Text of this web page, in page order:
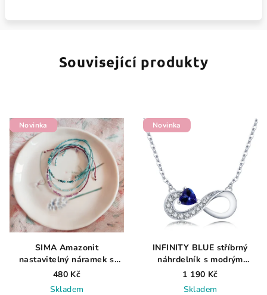
Související produkty
Novinka
SIMA Amazonit
nastavitelný náramek s
přírodním amazonitem
480 Kč
Skladem
Novinka
INFINITY BLUE stříbrný
náhrdelník s modrým
zirkonem ve tvaru srdce
1 190 Kč
Skladem